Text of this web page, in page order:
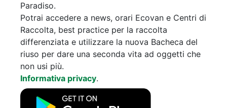
Paradiso.
Potrai accedere a news, orari Ecovan e Centri di
Raccolta, best practice per la raccolta
differenziata e utilizzare la nuova Bacheca del
riuso per dare una seconda vita ad oggetti che
non usi più.
Informativa privacy.